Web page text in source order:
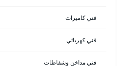
فني كاميرات
فني كهربائي
فني مداخن وشفاطات